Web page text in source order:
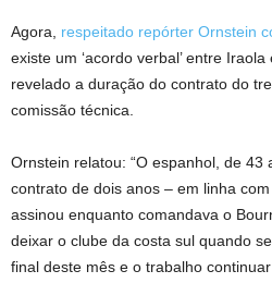
Agora, respeitado repórter Ornstein
existe um ‘acordo verbal’ entre
revelado a duração do contrato do
comissão técnica.
Ornstein relatou: “O espanhol, de 43
contrato de dois anos – em linha
assinou enquanto comandava o
deixar o clube da costa sul quando
final deste mês e o trabalho